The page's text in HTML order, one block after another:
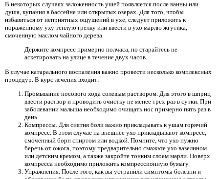
В некоторых случаях заложенность ушей появляется после ванны или
душа, купания в бассейне или открытых озерах. Для того, чтобы
избавиться от неприятных ощущений в ухе, следует приложить к
пораженному уху теплую грелку или ввести в ухо марлю жгутика,
смоченную маслом чайного дерева.
Держите компресс примерно полчаса, но старайтесь не
аскетировать на улице в течение двух часов.
В случае катарального воспаления важно провести несколько комплексных
процедур. В курс лечения входит:
Промывание носового хода солевым раствором. Для этого в шприц
ввести раствор и проводить очистку не менее трех раз в сутки. При
заболевании малыша необходимо очищать нос примерно пять раз в
день.
Компрессы. Для снятия боли важно прикладывать к ушам горячий
компресс. В этом случае на внешнее ухо прикладывают компресс,
смоченный борн спиртом или водкой. Помните, что ухо нужно
беречь от ожога, поэтому предварительно смажьте ухо вазелином
или детским кремом, а также закройте тонким слоем марли. Поверх
компресса необходимо приложить компрессионную бумагу.
Упражнения. После того, как вы устранили симптомы болезни и